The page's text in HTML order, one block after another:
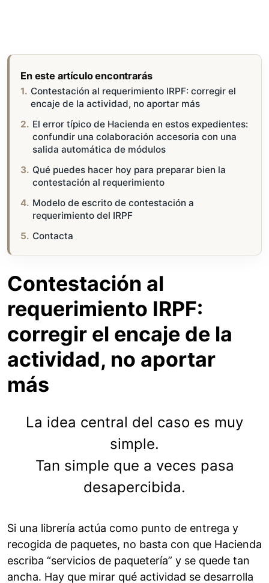
En este artículo encontrarás
Contestación al requerimiento IRPF: corregir el
encaje de la actividad, no aportar más
El error típico de Hacienda en estos expedientes:
confundir una colaboración accesoria con una
salida automática de módulos
Qué puedes hacer hoy para preparar bien la
contestación al requerimiento
Modelo de escrito de contestación a
requerimiento del IRPF
Contacta
Contestación al
requerimiento IRPF:
corregir el encaje de la
actividad, no aportar
más
La idea central del caso es muy
simple.
Tan simple que a veces pasa
desapercibida.
Si una librería actúa como punto de entrega y
recogida de paquetes, no basta con que Hacienda
escriba “servicios de paquetería” y se quede tan
ancha. Hay que mirar qué actividad se desarrolla